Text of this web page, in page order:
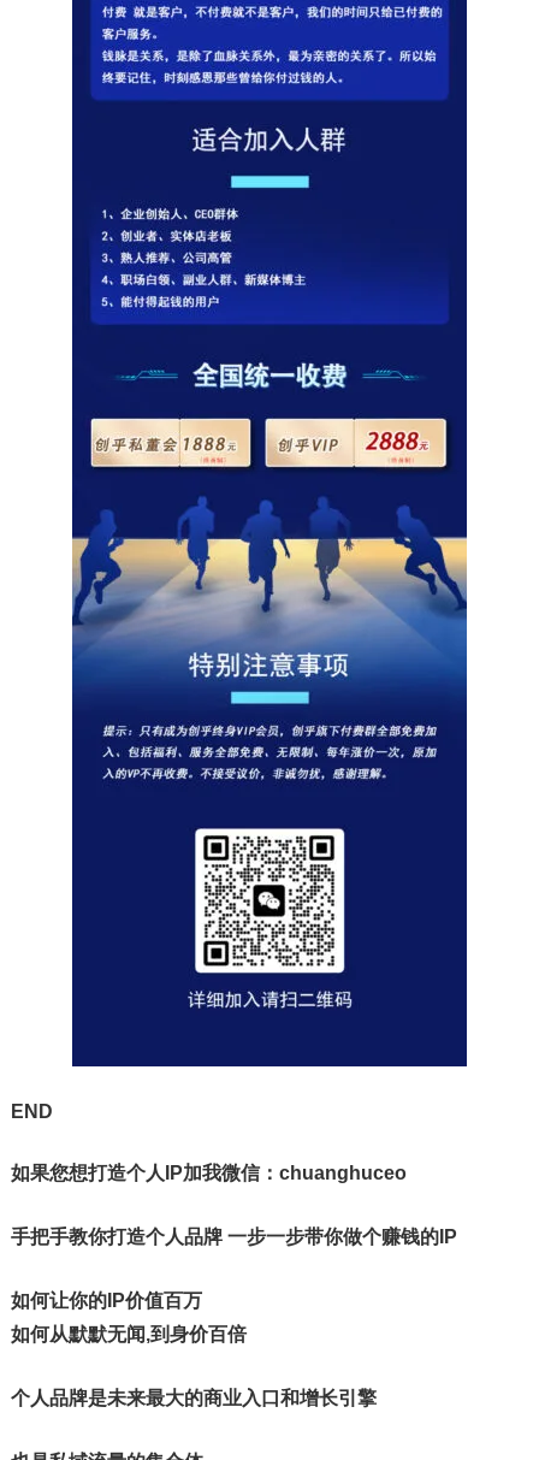
END
如果您想打造个人IP加我微信：chuanghuceo
手把手教你打造个人品牌 一步一步带你做个赚钱的IP
如何让你的IP价值百万
如何从默默无闻,到身价百倍
个人品牌是未来最大的商业入口和增长引擎